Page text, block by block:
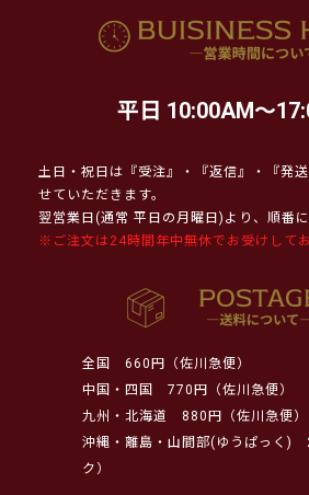
平日 10:00AM～
土日・祝日は『受注』・『返信』・『発
せていただきます。
翌営業日(通常 平日の月曜日)より、順番に
※ご注文は24時間年中無休でお受けしてお
全国
660円（佐川急便）
中国・四国
770円（佐川急便）
九州・北海道
880円（佐川急便）
沖縄・離島・山間部(ゆうぱっく)
ク）